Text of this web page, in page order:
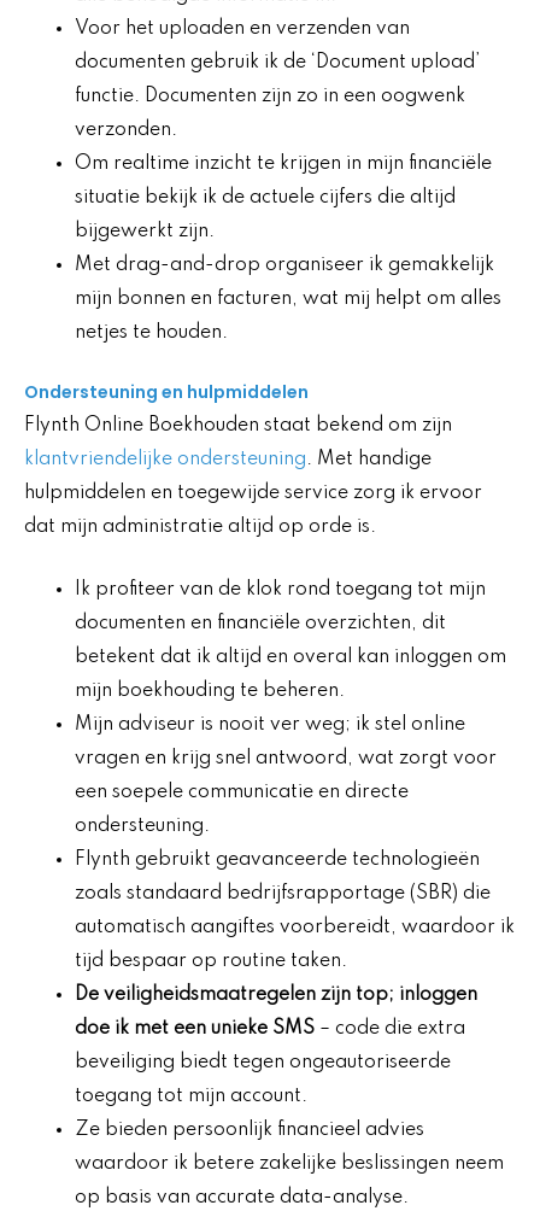
Voor het uploaden en verzenden van
documenten gebruik ik de ‘Document upload’
functie. Documenten zijn zo in een oogwenk
verzonden.
Om realtime inzicht te krijgen in mijn financiële
situatie bekijk ik de actuele cijfers die altijd
bijgewerkt zijn.
Met drag-and-drop organiseer ik gemakkelijk
mijn bonnen en facturen, wat mij helpt om alles
netjes te houden.
Ondersteuning en hulpmiddelen
Flynth Online Boekhouden staat bekend om zijn
klantvriendelijke ondersteuning. Met handige
hulpmiddelen en toegewijde service zorg ik ervoor
dat mijn administratie altijd op orde is.
Ik profiteer van de klok rond toegang tot mijn
documenten en financiële overzichten, dit
betekent dat ik altijd en overal kan inloggen om
mijn boekhouding te beheren.
Mijn adviseur is nooit ver weg; ik stel online
vragen en krijg snel antwoord, wat zorgt voor
een soepele communicatie en directe
ondersteuning.
Flynth gebruikt geavanceerde technologieën
zoals standaard bedrijfsrapportage (SBR) die
automatisch aangiftes voorbereidt, waardoor ik
tijd bespaar op routine taken.
De veiligheidsmaatregelen zijn top; inloggen
doe ik met een unieke SMS – code die extra
beveiliging biedt tegen ongeautoriseerde
toegang tot mijn account.
Ze bieden persoonlijk financieel advies
waardoor ik betere zakelijke beslissingen neem
op basis van accurate data-analyse.